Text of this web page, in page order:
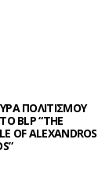
ΠΟΛΙΤΙΣΜΟΥ
BLP “THE
OF ALEXANDROS